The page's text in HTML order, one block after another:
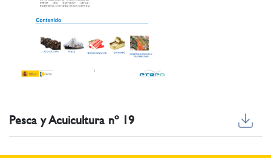
Pesca y Acuicultura nº 19